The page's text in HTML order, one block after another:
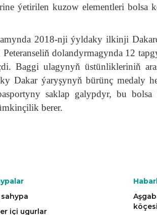
ýetirilen kuzow elementleri bolsa
2018-nji ýyldaky ilkinji
dolandyrmagynda 12
Baggi ulagynyň üstünlikleriniň
Dakar ýaryşynyň bürünç medaly
saklap galypdyr, bu bolsa
berer.
sahypa
içi ugurlar